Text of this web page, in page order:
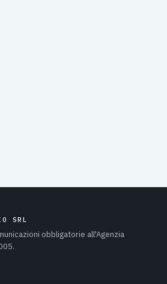
SRL
obbligatorie all'Agenzia